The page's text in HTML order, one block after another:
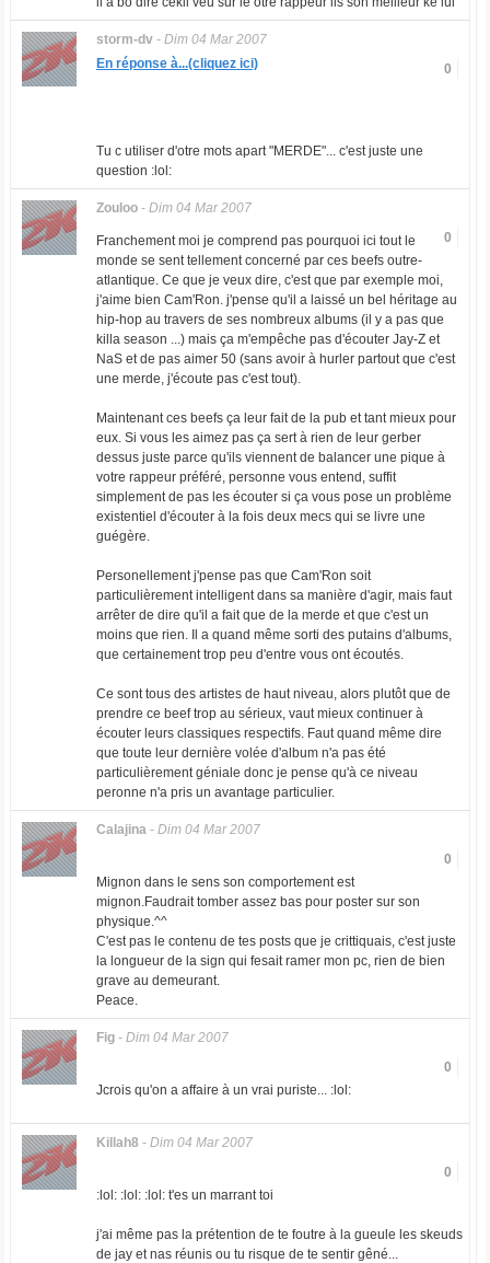
storm-dv- Dim 04 Mar 2007
0
En réponse à...(cliquez ici)
Tu c utiliser d'otre mots apart "MERDE"... c'est juste une
question :lol:
Zouloo- Dim 04 Mar 2007
0
Franchement moi je comprend pas pourquoi ici tout le
monde se sent tellement concerné par ces beefs outre-
atlantique. Ce que je veux dire, c'est que par exemple moi,
j'aime bien Cam'Ron. j'pense qu'il a laissé un bel héritage au
hip-hop au travers de ses nombreux albums (il y a pas que
killa season ...) mais ça m'empêche pas d'écouter Jay-Z et
NaS et de pas aimer 50 (sans avoir à hurler partout que c'est
une merde, j'écoute pas c'est tout).
Maintenant ces beefs ça leur fait de la pub et tant mieux pour
eux. Si vous les aimez pas ça sert à rien de leur gerber
dessus juste parce qu'ils viennent de balancer une pique à
votre rappeur préféré, personne vous entend, suffit
simplement de pas les écouter si ça vous pose un problème
existentiel d'écouter à la fois deux mecs qui se livre une
guégère.
Personellement j'pense pas que Cam'Ron soit
particulièrement intelligent dans sa manière d'agir, mais faut
arrêter de dire qu'il a fait que de la merde et que c'est un
moins que rien. Il a quand même sorti des putains d'albums,
que certainement trop peu d'entre vous ont écoutés.
Ce sont tous des artistes de haut niveau, alors plutôt que de
prendre ce beef trop au sérieux, vaut mieux continuer à
écouter leurs classiques respectifs. Faut quand même dire
que toute leur dernière volée d'album n'a pas été
particulièrement géniale donc je pense qu'à ce niveau
peronne n'a pris un avantage particulier.
Calajina- Dim 04 Mar 2007
0
Mignon dans le sens son comportement est
mignon.Faudrait tomber assez bas pour poster sur son
physique.^^
C'est pas le contenu de tes posts que je crittiquais, c'est juste
la longueur de la sign qui fesait ramer mon pc, rien de bien
grave au demeurant.
Peace.
Fig- Dim 04 Mar 2007
0
Jcrois qu'on a affaire à un vrai puriste... :lol:
Killah8 - Dim 04 Mar 2007
0
:lol: :lol: :lol: t'es un marrant toi
j'ai même pas la prétention de te foutre à la gueule les skeuds
de jay et nas réunis ou tu risque de te sentir gêné...